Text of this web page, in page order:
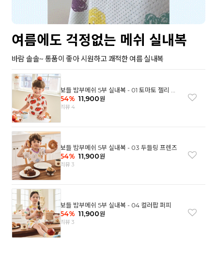
여름에도 걱정없는 메쉬 실내복
바람 솔솔~ 통품이 좋아 시원하고 쾌적한 여름 실내복
보들 밤부메쉬 5부 실내복 - 01 토마토 젤리 베
어
54% 11,900원
리뷰 4
보들 밤부메쉬 5부 실내복 - 03 두들링 프렌즈
54% 11,900원
리뷰 3
보들 밤부메쉬 5부 실내복 - 04 컬러팝 퍼피
54% 11,900원
리뷰 3